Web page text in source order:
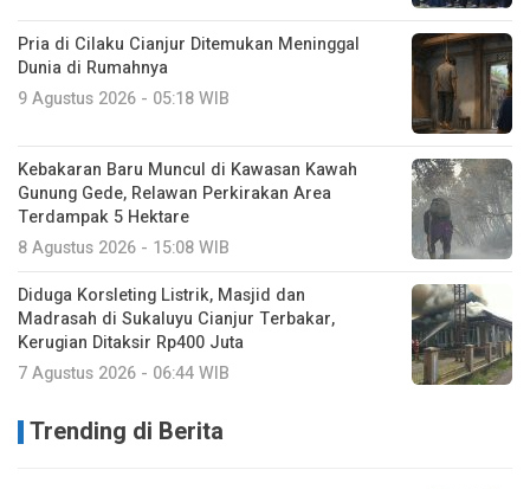
Pria di Cilaku Cianjur Ditemukan Meninggal
Dunia di Rumahnya
9 Agustus 2026 - 05:18 WIB
Kebakaran Baru Muncul di Kawasan Kawah
Gunung Gede, Relawan Perkirakan Area
Terdampak 5 Hektare
8 Agustus 2026 - 15:08 WIB
Diduga Korsleting Listrik, Masjid dan
Madrasah di Sukaluyu Cianjur Terbakar,
Kerugian Ditaksir Rp400 Juta
7 Agustus 2026 - 06:44 WIB
Trending di Berita